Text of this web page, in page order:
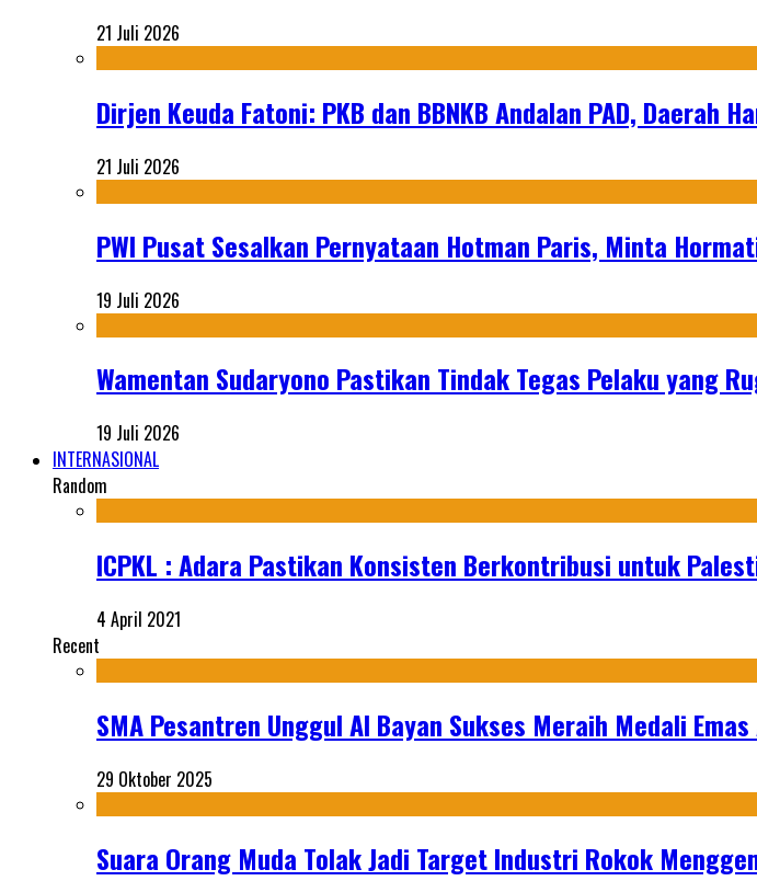
21 Juli 2026
Dirjen Keuda Fatoni: PKB dan BBNKB Andalan PAD, Daerah
21 Juli 2026
PWI Pusat Sesalkan Pernyataan Hotman Paris, Minta
19 Juli 2026
Wamentan Sudaryono Pastikan Tindak Tegas Pelaku yang
19 Juli 2026
INTERNASIONAL
Random
ICPKL : Adara Pastikan Konsisten Berkontribusi untuk
4 April 2021
Recent
SMA Pesantren Unggul Al Bayan Sukses Meraih Medali
29 Oktober 2025
Suara Orang Muda Tolak Jadi Target Industri Rokok